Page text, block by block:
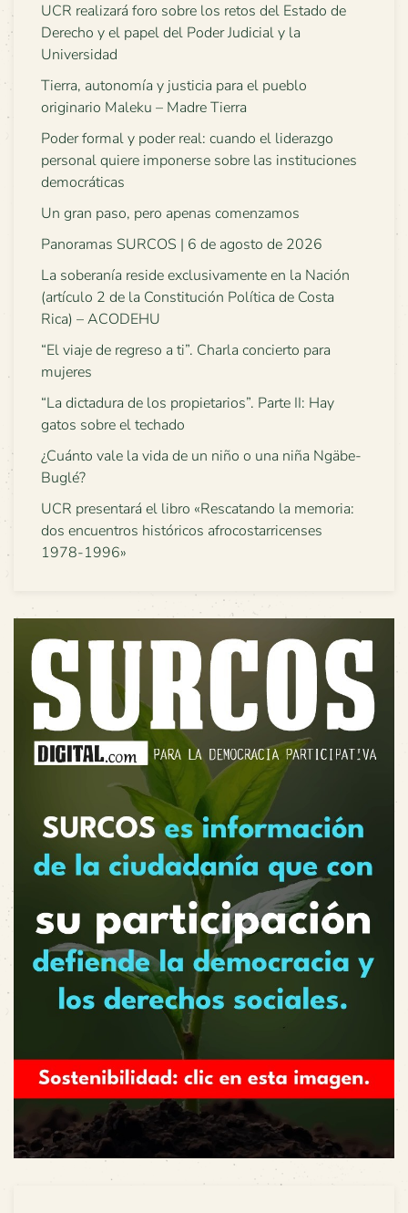
UCR realizará foro sobre los retos del Estado de
Derecho y el papel del Poder Judicial y la
Universidad
Tierra, autonomía y justicia para el pueblo
originario Maleku – Madre Tierra
Poder formal y poder real: cuando el liderazgo
personal quiere imponerse sobre las instituciones
democráticas
Un gran paso, pero apenas comenzamos
Panoramas SURCOS | 6 de agosto de 2026
La soberanía reside exclusivamente en la Nación
(artículo 2 de la Constitución Política de Costa
Rica) – ACODEHU
“El viaje de regreso a ti”. Charla concierto para
mujeres
“La dictadura de los propietarios”. Parte II: Hay
gatos sobre el techado
¿Cuánto vale la vida de un niño o una niña Ngäbe-
Buglé?
UCR presentará el libro «Rescatando la memoria:
dos encuentros históricos afrocostarricenses
1978-1996»